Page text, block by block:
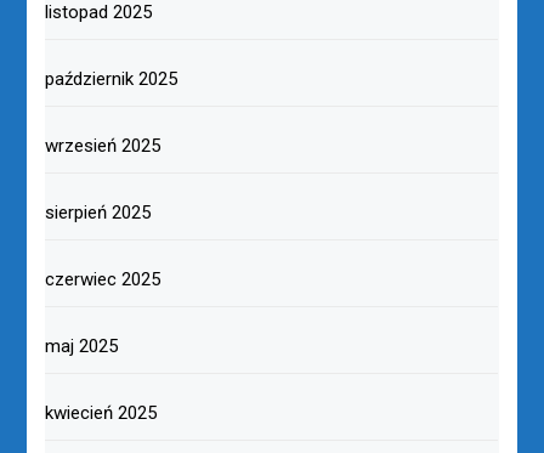
listopad 2025
październik 2025
wrzesień 2025
sierpień 2025
czerwiec 2025
maj 2025
kwiecień 2025